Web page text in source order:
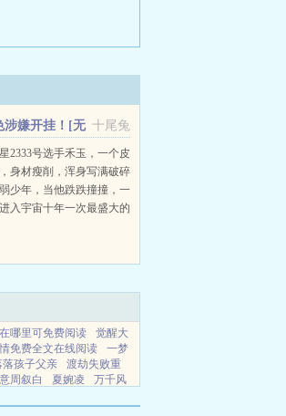
十尾兔
涉嫌开挂！[无
2333号选手禾玉，一个皮
身材瘦削，浑身写满破碎
少年，当他跌跌撞撞，一
入宇宙十年一次最盛大的
...
哪里可免费阅读
觉醒大
免费全文在线阅读
一梦
孩子父亲
渡劫失败重
周叙白 夏婉凌
万千风
么名字 聂丹虹 聂磊和